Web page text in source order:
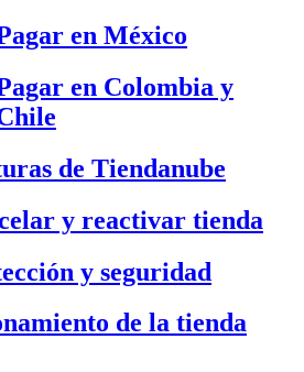
en México
en Colombia y
de Tiendanube
y reactivar tienda
y seguridad
de la tienda